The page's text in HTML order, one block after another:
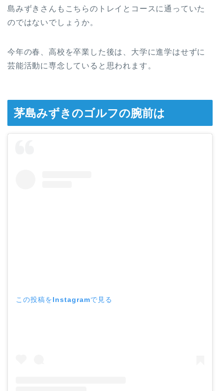
島みずきさんもこちらのトレイとコースに通っていた
のではないでしょうか。
今年の春、高校を卒業した後は、大学に進学はせずに
芸能活動に専念していると思われます。
茅島みずきのゴルフの腕前は
この投稿をInstagramで見る